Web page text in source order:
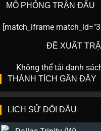
MÔ PHỎNG TRẬN ĐẤU
ĐỀ XUẤT
Không thể tải danh
THÀNH TÍCH GẦN ĐÂY
LỊCH SỬ ĐỐI ĐẦU